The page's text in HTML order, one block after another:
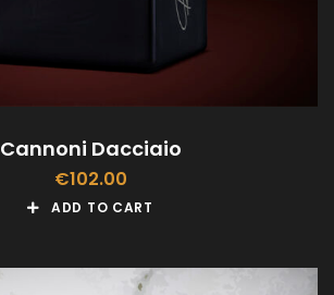
Cannoni Dacciaio
€102.00
ADD TO CART